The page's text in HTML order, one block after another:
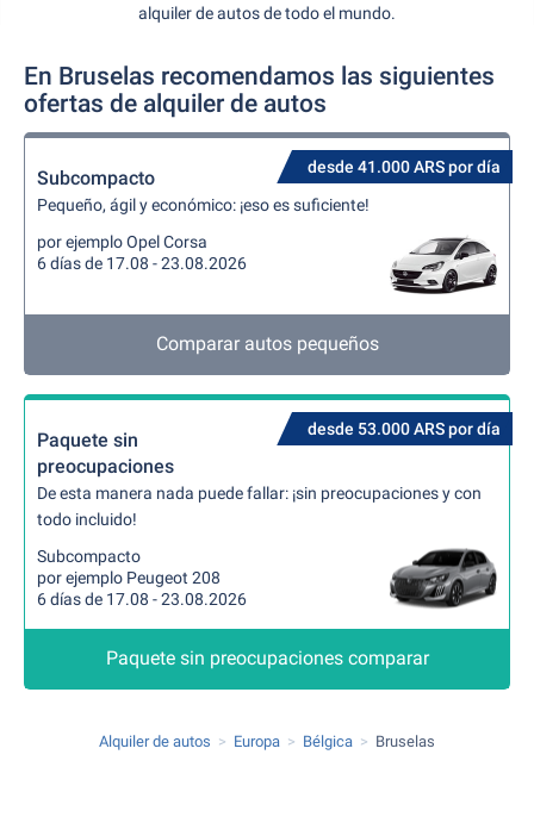
alquiler de autos de todo el mundo.
En Bruselas recomendamos las siguientes
ofertas de alquiler de autos
desde 41.000 ARS por día
Subcompacto
Pequeño, ágil y económico: ¡eso es suficiente!
por ejemplo Opel Corsa
6 días de 17.08 - 23.08.2026
Comparar autos pequeños
desde 53.000 ARS por día
Paquete sin
preocupaciones
De esta manera nada puede fallar: ¡sin preocupaciones y con
todo incluido!
Subcompacto
por ejemplo Peugeot 208
6 días de 17.08 - 23.08.2026
Paquete sin preocupaciones comparar
Alquiler de autos Europa Bélgica Bruselas